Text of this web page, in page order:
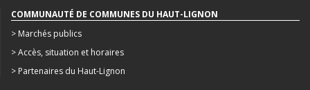
COMMUNAUTÉ DE COMMUNES DU HAUT-LIGNON
> Marchés publics
> Accès, situation et horaires
> Partenaires du Haut-Lignon